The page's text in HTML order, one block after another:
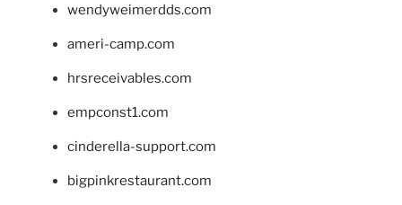
wendyweimerdds.com
ameri-camp.com
hrsreceivables.com
empconst1.com
cinderella-support.com
bigpinkrestaurant.com